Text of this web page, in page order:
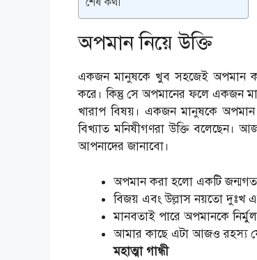
অপমান নিয়ে উক্তি
একজন মানুষকে খুব সহজেই অপমান
করে। কিন্তু সে অপমানের ফলে একজন
খারাপ বিষয়। একজন মানুষকে অপমান
বিখ্যাত মনিষীগণরা উক্তি বলেছেন।
আপনাদের জানাবো।
অপমান করা হলো একটি
বিজয় এবং উল্লাস নয়তো দুঃখ
মানবতাই পারে অপমানকে
আমার কাছে এটা আজও রহস্য
মহাত্মা গান্ধী